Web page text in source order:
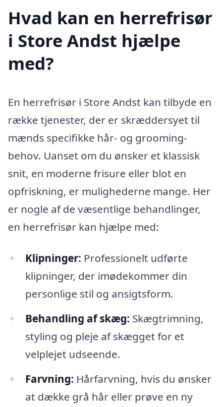
Hvad kan en herrefrisør
i Store Andst hjælpe
med?
En herrefrisør i Store Andst kan tilbyde en
række tjenester, der er skræddersyet til
mænds specifikke hår- og grooming-
behov. Uanset om du ønsker et klassisk
snit, en moderne frisure eller blot en
opfriskning, er mulighederne mange. Her
er nogle af de væsentlige behandlinger,
en herrefrisør kan hjælpe med:
Klipninger: Professionelt udførte
klipninger, der imødekommer din
personlige stil og ansigtsform.
Behandling af skæg: Skægtrimning,
styling og pleje af skægget for et
velplejet udseende.
Farvning: Hårfarvning, hvis du ønsker
at dække grå hår eller prøve en ny